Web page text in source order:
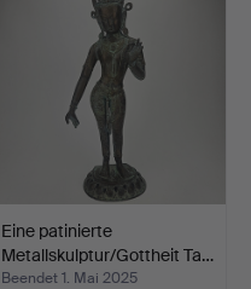
Eine patinierte
Metallskulptur/Gottheit Ta…
Beendet 1. Mai 2025